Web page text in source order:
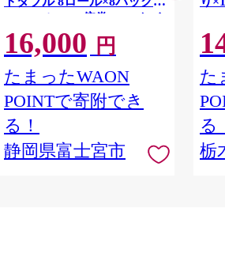
64ロール 1.5倍巻 45m トイ
レットペーパー ダブル パル
プ100％ 香りつき 日用品 消
耗品 備蓄
16,000 円
たまったWAON
POINTで寄附でき
る！
静岡県富士宮市
た
る
栃